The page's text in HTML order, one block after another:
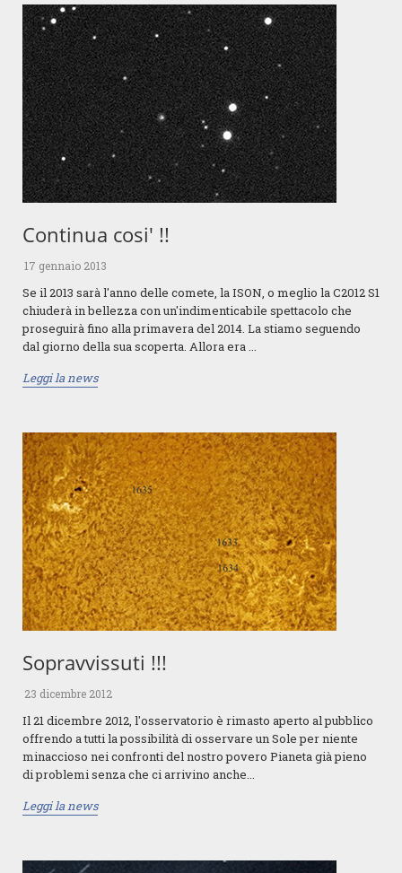
Continua cosi' !!
17 gennaio 2013
Se il 2013 sarà l'anno delle comete, la ISON, o meglio la C2012 S1
chiuderà in bellezza con un'indimenticabile spettacolo che
proseguirà fino alla primavera del 2014. La stiamo seguendo
dal giorno della sua scoperta. Allora era ...
Leggi la news
Sopravvissuti !!!
23 dicembre 2012
Il 21 dicembre 2012, l'osservatorio è rimasto aperto al pubblico
offrendo a tutti la possibilità di osservare un Sole per niente
minaccioso nei confronti del nostro povero Pianeta già pieno
di problemi senza che ci arrivino anche...
Leggi la news